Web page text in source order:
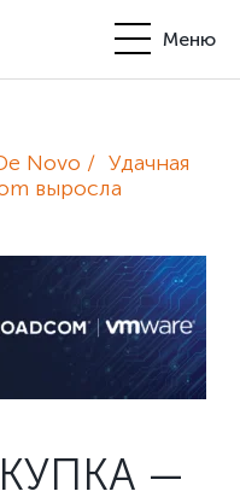
Меню
Novo
Удачная
выросла
—